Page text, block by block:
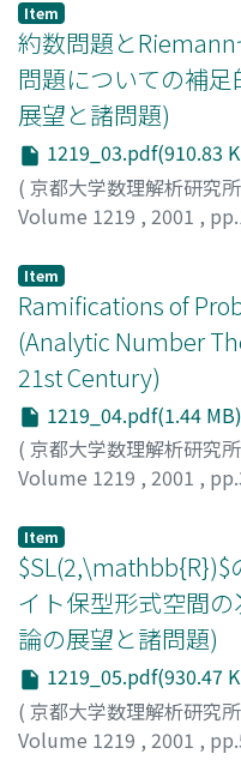
Item
約数問題と
問題についての補
展望と諸問題)
1219_03.pdf(910.83
( 京都大学数理解析研究所
Volume 1219 , 2001 ,
Item
Ramifications of
(Analytic Number
21st Century)
1219_04.pdf(1.44 MB)
( 京都大学数理解析研究所
Volume 1219 , 2001 ,
Item
$SL(2,\mathbb{R})$
イト保型形式空間
論の展望と諸問題)
1219_05.pdf(930.47
( 京都大学数理解析研究所
Volume 1219 , 2001 ,